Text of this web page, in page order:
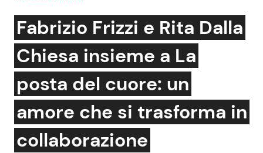
News e Cronaca
Attualità Italiana
Economia
Gossip e TV
Bellezze VIP
Coppie VIP
Fiction e Serie TV
Fabrizio Frizzi e Rita Dalla
Chiesa insieme a La
posta del cuore: un
amore che si trasforma in
collaborazione